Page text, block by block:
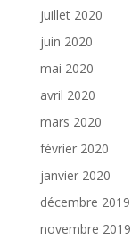
juillet 2020
juin 2020
mai 2020
avril 2020
mars 2020
février 2020
janvier 2020
décembre 2019
novembre 2019